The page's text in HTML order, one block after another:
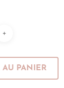
AU PANIER